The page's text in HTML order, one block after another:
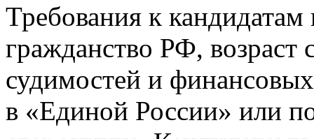
Требования к
гражданство РФ, возраст
судимостей и
в «Единой России» или